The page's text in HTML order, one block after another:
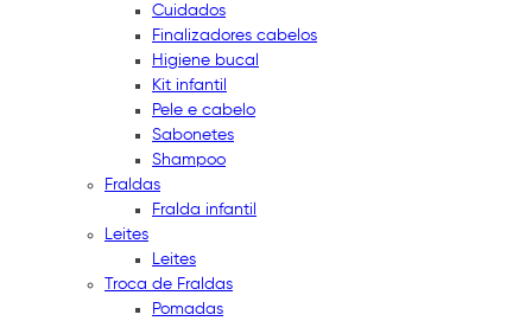
Cuidados
Finalizadores cabelos
Higiene bucal
Kit infantil
Pele e cabelo
Sabonetes
Shampoo
Fraldas
Fralda infantil
Leites
Leites
Troca de Fraldas
Pomadas